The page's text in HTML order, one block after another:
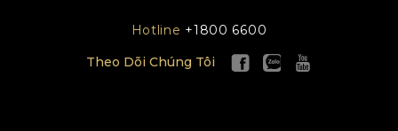
Hotline +1800 6600
Theo Dõi Chúng Tôi